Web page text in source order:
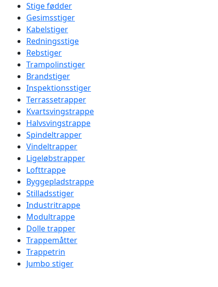
Stige fødder
Gesimsstiger
Kabelstiger
Redningsstige
Rebstiger
Trampolinstiger
Brandstiger
Inspektionsstiger
Terrassetrapper
Kvartsvingstrappe
Halvsvingstrappe
Spindeltrapper
Vindeltrapper
Ligeløbstrapper
Lofttrappe
Byggepladstrappe
Stilladsstiger
Industritrappe
Modultrappe
Dolle trapper
Trappemåtter
Trappetrin
Jumbo stiger